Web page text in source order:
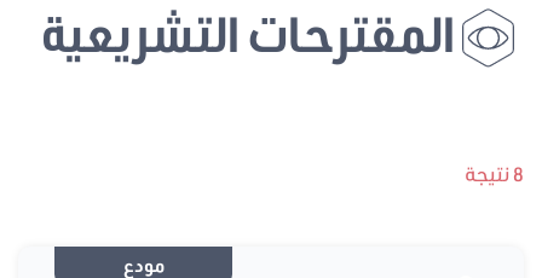
المقترحات التشريعية
8 نتيجة
مودع